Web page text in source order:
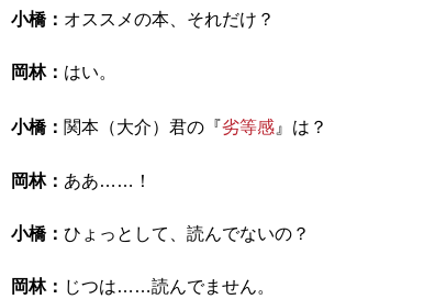
小橋： オススメの本、それだけ？
岡林： はい。
小橋： 関本（大介）君の『劣等感 』は？
岡林： ああ……！
小橋： ひょっとして、読んでないの？
岡林： じつは……読んでません。